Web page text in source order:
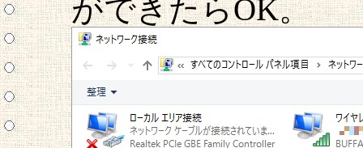
ができたらOK。